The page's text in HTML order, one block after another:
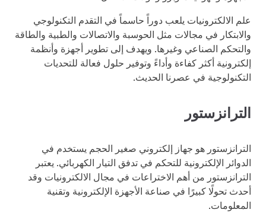
علم الالكترونيات يلعب دوراً حاسماً في التقدم التكنولوجي
والابتكار في مجالات مثل الحوسبة والاتصالات والطبية والطاقة
والتحكم الصناعي وغيرها. ويهدف إلى تطوير أجهزة وأنظمة
إلكترونية أكثر كفاءة وأداءً وتوفير حلول فعالة للتحديات
التكنولوجية في عصرنا الحديث.
الترانزستور
الترانزستور هو جهاز إلكتروني صغير الحجم يستخدم في
الدوائر الإلكترونية للتحكم في تدفق التيار الكهربائي. يعتبر
الترانزستور من أهم الاختراعات في مجال الالكترونيات وقد
أحدث تحولًا كبيرًا في صناعة الأجهزة الإلكترونية وتقنية
المعلومات.